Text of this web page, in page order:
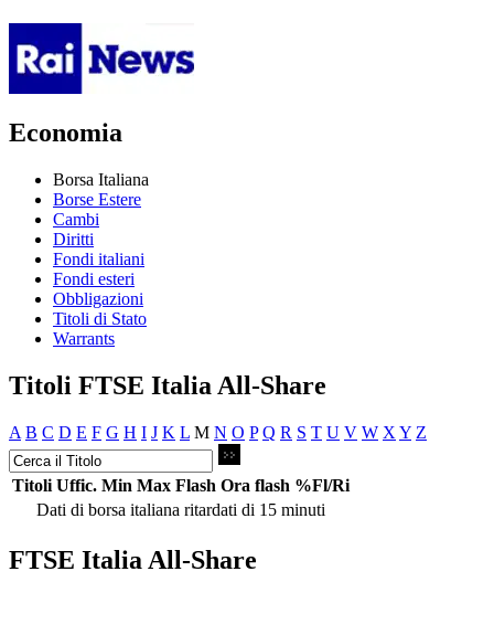
Economia
Borsa Italiana
Borse Estere
Cambi
Diritti
Fondi italiani
Fondi esteri
Obbligazioni
Titoli di Stato
Warrants
Titoli FTSE Italia All-Share
A B C D E F G H I J K L M N O P Q R S T U V W X Y Z
Titoli Uffic. Min Max Flash Ora flash %Fl/Ri
Dati di borsa italiana ritardati di 15 minuti
FTSE Italia All-Share